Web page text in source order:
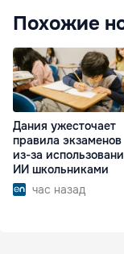
Похожие
Дания ужесточает
правила экзаменов
из-за
ИИ школьниками
час назад